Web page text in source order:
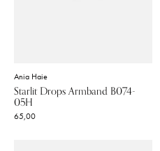
Ania Haie
Starlit Drops Armband B074-
05H
65,00